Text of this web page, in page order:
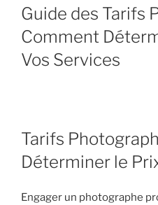
LE
Guide des Tarifs
Comment
Vos Services
Tarifs
Déterminer le
Engager un photographe